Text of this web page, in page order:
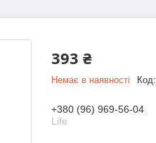
393 ₴
Немає в наявності Код:
+380 (96) 969-56-04
Life